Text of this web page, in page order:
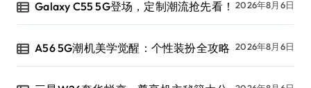
Galaxy C55 5G登场，定制潮流抢先看！ 2026年8月6日
A56 5G潮机美学觉醒：个性装扮全攻略 2026年8月6日